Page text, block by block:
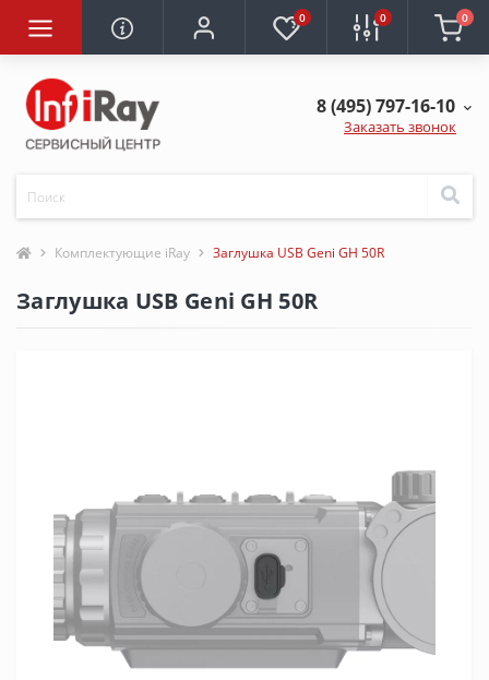
0 0 0
8 (495) 797-16-10
Заказать звонок
Комплектующие iRay Заглушка USB Geni GH 50R
Заглушка USB Geni GH 50R